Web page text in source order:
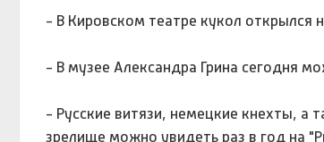
- В Кировском театре кукол открылся
- В музее Александра Грина сегодня
- Русские витязи, немецкие кнехты, а
зрелище можно увидеть раз в год на